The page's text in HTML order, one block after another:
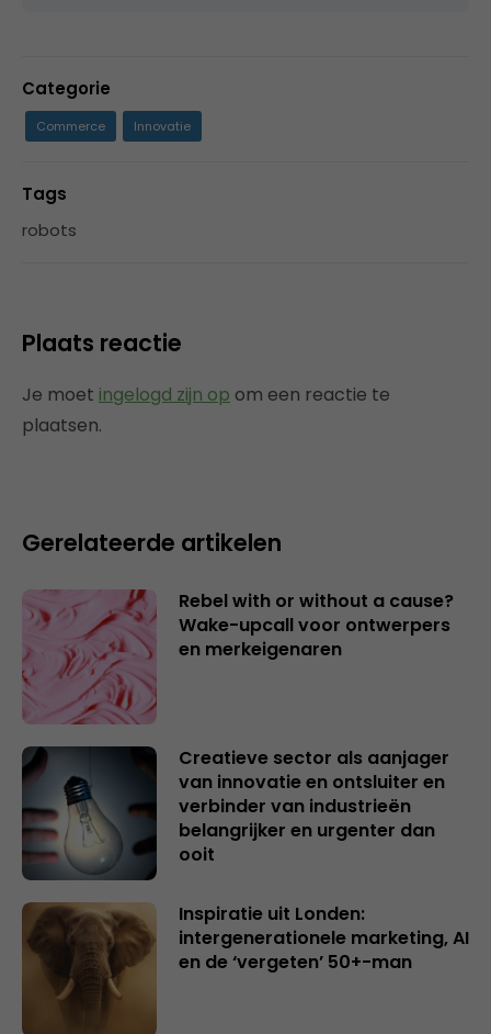
Categorie
Commerce Innovatie
Tags
robots
Plaats reactie
Je moet ingelogd zijn op om een reactie te
plaatsen.
Gerelateerde artikelen
Rebel with or without a cause?
Wake-upcall voor ontwerpers
en merkeigenaren
Creatieve sector als aanjager
van innovatie en ontsluiter en
verbinder van industrieën
belangrijker en urgenter dan
ooit
Inspiratie uit Londen:
intergenerationele marketing, AI
en de ‘vergeten’ 50+-man